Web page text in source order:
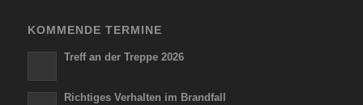
KOMMENDE TERMINE
Treff an der Treppe 2026
Richtiges Verhalten im Brandfall